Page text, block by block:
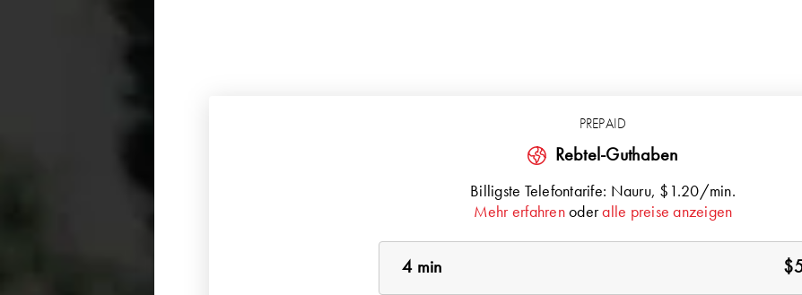
PREPAID
Rebtel-Guthaben
Billigste Telefontarife: Nauru, $1.20/min.
Mehr erfahrenoderalle preise anzeigen
4 min